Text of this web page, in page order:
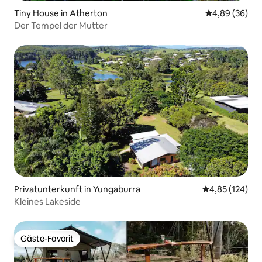
Tiny House in Atherton
4,89 (36)
Der Tempel der Mutter
Privatunterkunft in Yungaburra
4,85 (124)
Kleines Lakeside
Gäste-Favorit
Gäste-Favorit